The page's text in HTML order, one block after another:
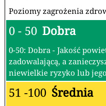
Poziomy zagrożenia
0 - 50 Dobra
0-50: Dobra - Jakość
zadowalającą, a
niewielkie ryzyko lub
51 -100 Średnia